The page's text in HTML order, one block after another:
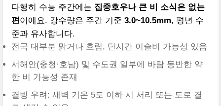
다행히 수능 주간에는 집중호우나 큰 비 소식은 없는
편이에요. 강수량은 주간 기준 3.0~10.5mm, 평년 수
준과 유사합니다.
전국 대부분 맑거나 흐림, 단시간 이슬비 가능성 있음
서해안(충청·호남) 및 수도권 일부에 바람 동반한 약
한 비 가능성 존재
결빙 우려: 새벽 기온 5도 이하 시 서리 또는 도로 결